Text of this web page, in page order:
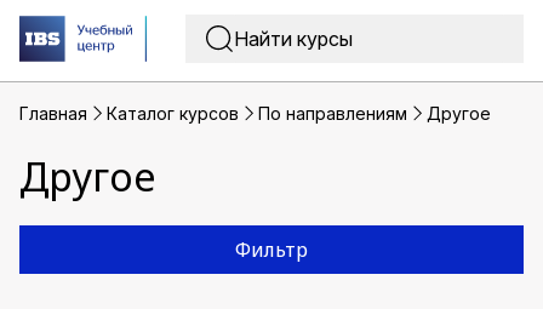
Главная Каталог курсов По направлениям Другое
Другое
Фильтр